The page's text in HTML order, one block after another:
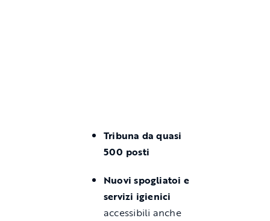
Tribuna da quasi
500 posti
Nuovi spogliatoi e
servizi igienici
accessibili anche